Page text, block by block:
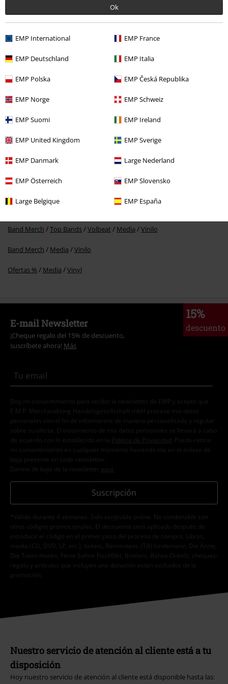
Ok
EMP International EMP France
EMP Deutschland EMP Italia
EMP Polska EMP Česká Republika
EMP Norge EMP Schweiz
EMP Suomi EMP Ireland
EMP United Kingdom EMP Sverige
EMP Danmark Large Nederland
EMP Österreich EMP Slovensko
Large Belgique EMP España
Reseña verificada
Comentario
Band Merch Top Bands Volbeat Media Vinilo
Band Merch Media Vinilo
Ofertas % Media Vinyl
15%
descuento
E-mail Newsletter
¡Cheque regalo del 15% de descuento,
suscríbete ahora! Más
Doy mi consentimiento para recibir la newsletter de EMP y acepto que
E.M.P. Merchandising Handelsgesellschaft mbH procese mis datos
personales con el fin de informarme de manera personalizada y regular
sobre su oferta. El tratamiento de mis datos personales se llevará a cabo
de acuerdo con lo establecido en la
Política de Privacidad . Puedo retirar
mi consentimiento en cualquier momento haciendo clic en el enlace de
baja presente en cada newsletter.
Darme de baja de la newsletter
aquí
Suscripción
*Válido durante 4 semanas. Solo canjeable online. No combinable con
otros códigos promocionales. El descuento será aplicado después de
introducir el código en el primer paso del proceso de compra. Libros,
media (CD, DVD, LP, etc.), tickets, Rammstein, (Till) Lindemann, Die Ärzte,
Die Toten Hosen, Feine Sahne Fischfilet, Broilers, Böhse Onkelz, cheques-
regalo y artículos que incluyen una donación están excluidos de la
promoción.
Nuestro servicio de atención al cliente está a tu
disposición
Hoy nuestro servicio de atención al cliente está disponible hasta las: